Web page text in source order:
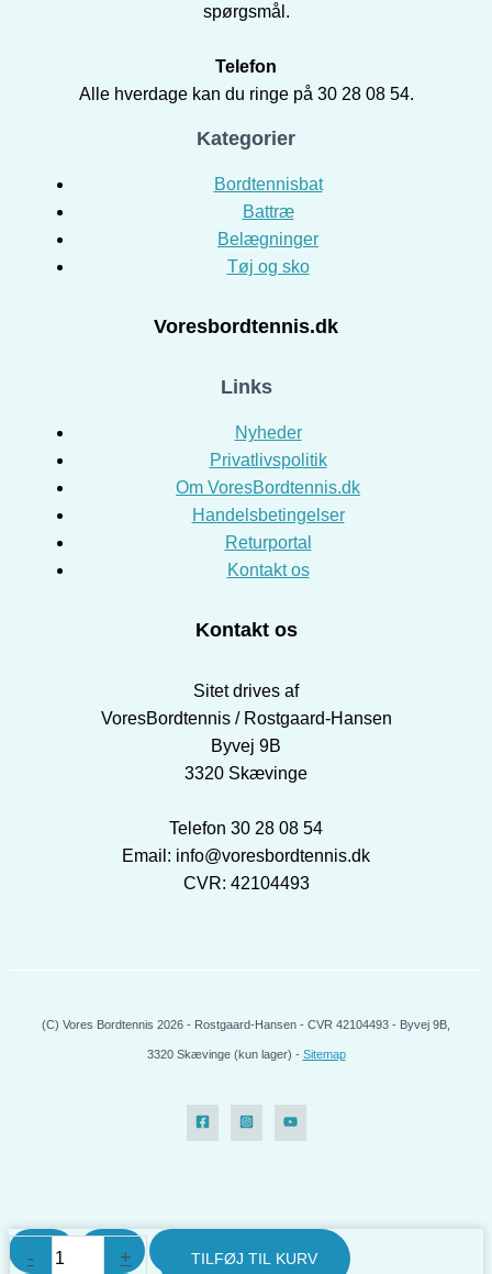
spørgsmål.
Telefon
Alle hverdage kan du ringe på 30 28 08 54.
Kategorier
Bordtennisbat
Battræ
Belægninger
Tøj og sko
Voresbordtennis.dk
Links
Nyheder
Privatlivspolitik
Om VoresBordtennis.dk
Handelsbetingelser
Returportal
Kontakt os
Kontakt os
Sitet drives af
VoresBordtennis / Rostgaard-Hansen
Byvej 9B
3320 Skævinge
Telefon 30 28 08 54
Email: info@voresbordtennis.dk
CVR: 42104493
(C) Vores Bordtennis 2026 - Rostgaard-Hansen - CVR 42104493 - Byvej 9B,
3320 Skævinge (kun lager) - Sitemap
-
Sanwei
+ TILFØJ TIL KURV